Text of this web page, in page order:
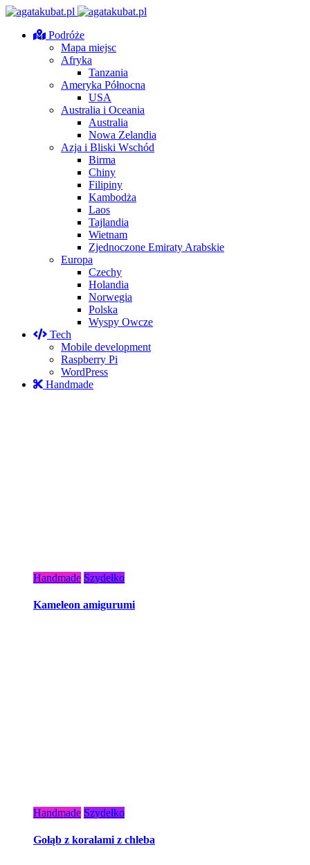
Podróże
Mapa miejsc
Afryka
Tanzania
Ameryka Północna
USA
Australia i Oceania
Australia
Nowa Zelandia
Azja i Bliski Wschód
Birma
Chiny
Filipiny
Kambodża
Laos
Tajlandia
Wietnam
Zjednoczone Emiraty Arabskie
Europa
Czechy
Holandia
Norwegia
Polska
Wyspy Owcze
Tech
Mobile development
Raspberry Pi
WordPress
Handmade
Handmade Szydełko
Kameleon amigurumi
Handmade Szydełko
Gołąb z koralami z chleba